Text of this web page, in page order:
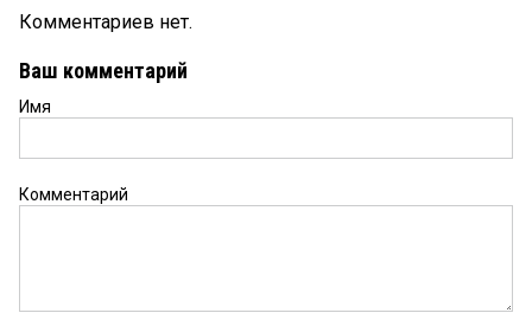
Комментариев нет.
Ваш комментарий
Имя
Комментарий